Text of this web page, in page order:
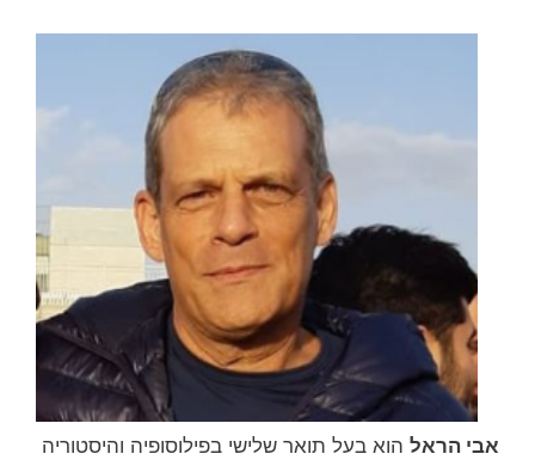
אבי הראל הוא בעל תואר שלישי בפילוסופיה והיסטוריה